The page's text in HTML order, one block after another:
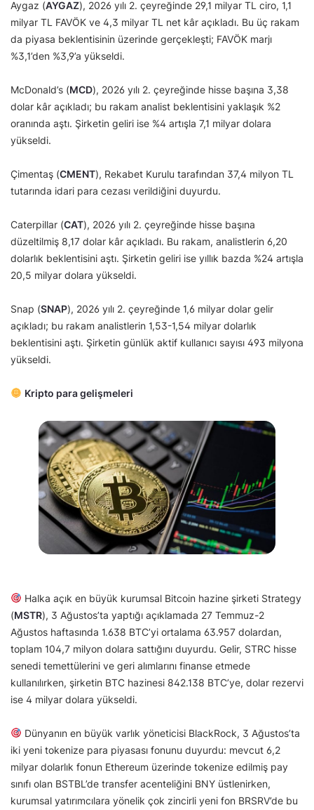
Aygaz (AYGAZ), 2026 yılı 2. çeyreğinde 29,1 milyar TL ciro, 1,1
milyar TL FAVÖK ve 4,3 milyar TL net kâr açıkladı. Bu üç rakam
da piyasa beklentisinin üzerinde gerçekleşti; FAVÖK marjı
%3,1’den %3,9’a yükseldi.
McDonald’s (MCD), 2026 yılı 2. çeyreğinde hisse başına 3,38
dolar kâr açıkladı; bu rakam analist beklentisini yaklaşık %2
oranında aştı. Şirketin geliri ise %4 artışla 7,1 milyar dolara
yükseldi.
Çimentaş (CMENT), Rekabet Kurulu tarafından 37,4 milyon TL
tutarında idari para cezası verildiğini duyurdu.
Caterpillar (CAT), 2026 yılı 2. çeyreğinde hisse başına
düzeltilmiş 8,17 dolar kâr açıkladı. Bu rakam, analistlerin 6,20
dolarlık beklentisini aştı. Şirketin geliri ise yıllık bazda %24 artışla
20,5 milyar dolara yükseldi.
Snap (SNAP), 2026 yılı 2. çeyreğinde 1,6 milyar dolar gelir
açıkladı; bu rakam analistlerin 1,53-1,54 milyar dolarlık
beklentisini aştı. Şirketin günlük aktif kullanıcı sayısı 493 milyona
yükseldi.
Kripto para gelişmeleri
Halka açık en büyük kurumsal Bitcoin hazine şirketi Strategy
(MSTR), 3 Ağustos’ta yaptığı açıklamada 27 Temmuz-2
Ağustos haftasında 1.638 BTC’yi ortalama 63.957 dolardan,
toplam 104,7 milyon dolara sattığını duyurdu. Gelir, STRC hisse
senedi temettülerini ve geri alımlarını finanse etmede
kullanılırken, şirketin BTC hazinesi 842.138 BTC’ye, dolar rezervi
ise 4 milyar dolara yükseldi.
Dünyanın en büyük varlık yöneticisi BlackRock, 3 Ağustos’ta
iki yeni tokenize para piyasası fonunu duyurdu: mevcut 6,2
milyar dolarlık fonun Ethereum üzerinde tokenize edilmiş pay
sınıfı olan BSTBL’de transfer acenteliğini BNY üstlenirken,
kurumsal yatırımcılara yönelik çok zincirli yeni fon BRSRV’de bu